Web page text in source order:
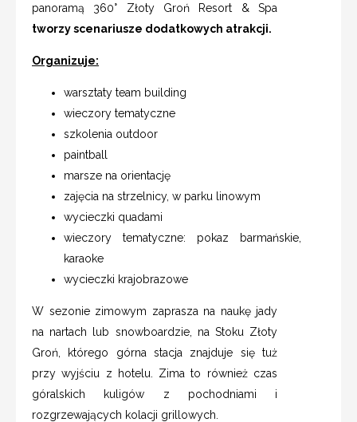
panoramą 360° Złoty Groń Resort & Spa
tworzy scenariusze dodatkowych atrakcji.
Organizuje:
warsztaty team building
wieczory tematyczne
szkolenia outdoor
paintball
marsze na orientację
zajęcia na strzelnicy, w parku linowym
wycieczki quadami
wieczory tematyczne: pokaz barmańskie,
karaoke
wycieczki krajobrazowe
W sezonie zimowym zaprasza na naukę jady
na nartach lub snowboardzie, na Stoku Złoty
Groń, którego górna stacja znajduje się tuż
przy wyjściu z hotelu. Zima to również czas
góralskich kuligów z pochodniami i
rozgrzewających kolacji grillowych.